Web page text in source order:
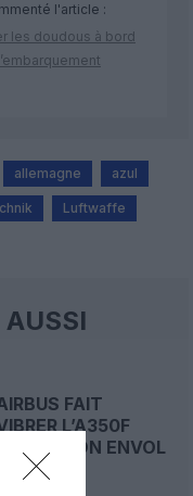
l'article :
les doudous à bord
allemagne azul
Luftwaffe
AUSSI
FAIT
L’A350F
AVANT SON ENVOL